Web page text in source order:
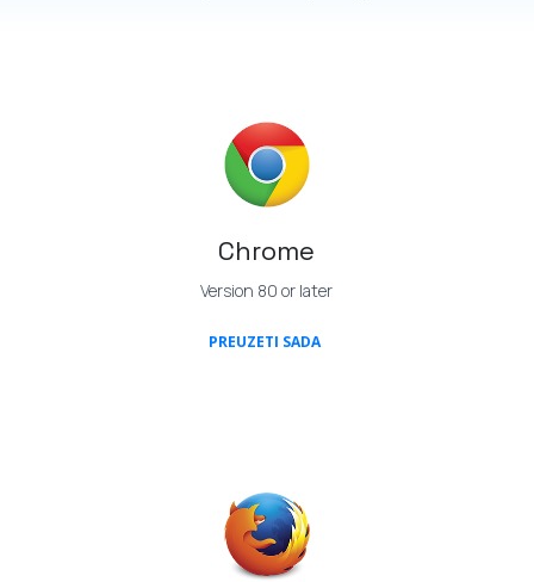
Chrome
Version 80 or later
PREUZETI SADA(OPENS IN A NEW TAB)